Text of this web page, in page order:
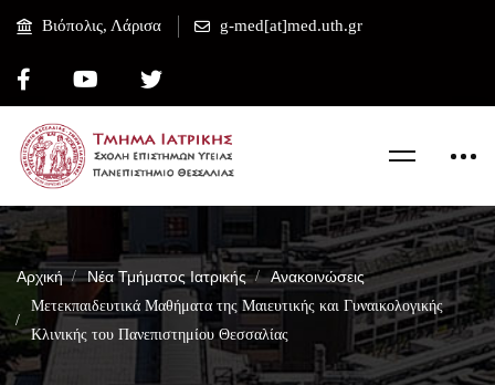
Βιόπολις, Λάρισα g-med[at]med.uth.gr
Αρχική Νέα Τμήματος Ιατρικής Ανακοινώσεις
Μετεκπαιδευτικά Μαθήματα της Μαιευτικής και Γυναικολογικής
Κλινικής του Πανεπιστημίου Θεσσαλίας